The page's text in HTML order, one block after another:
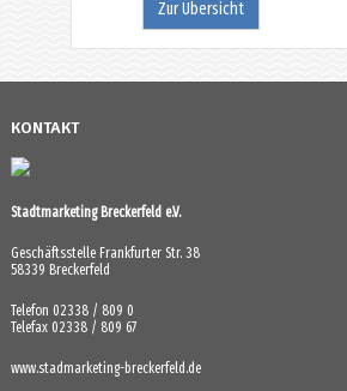
Zur Übersicht
KONTAKT
Stadtmarketing Breckerfeld e.V.
Geschäftsstelle Frankfurter Str. 38
58339 Breckerfeld
Telefon 02338 / 809 0
Telefax 02338 / 809 67
www.stadmarketing-breckerfeld.de